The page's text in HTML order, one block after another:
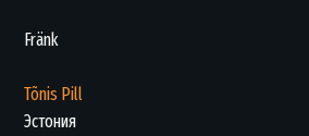
Fränk
Tõnis Pill
Эстония